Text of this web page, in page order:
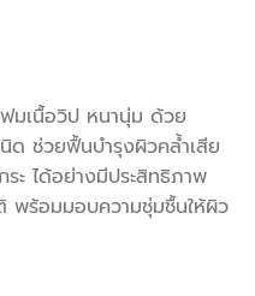
มเนื้อวิป หนานุ่ม ด้วย
ด ช่วยฟื้นบำรุงผิวคล้ำเสีย
ะ ได้อย่างมีประสิทธิภาพ
พร้อมมอบความชุ่มชื้นให้ผิว